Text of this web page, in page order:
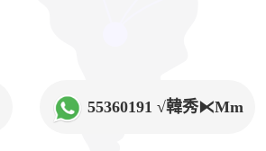
55360191 √韓秀⧔Mm